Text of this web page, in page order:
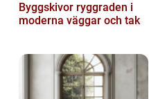
Byggskivor ryggraden i
moderna väggar och tak